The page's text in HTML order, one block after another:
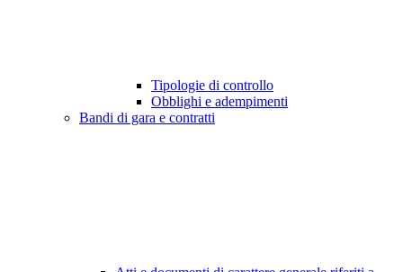
Tipologie di controllo
Obblighi e adempimenti
Bandi di gara e contratti